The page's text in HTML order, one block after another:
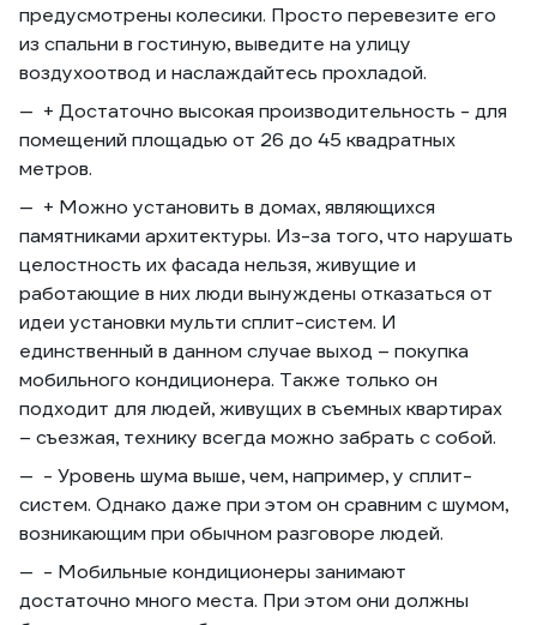
предусмотрены колесики. Просто перевезите его
из спальни в гостиную, выведите на улицу
воздухоотвод и наслаждайтесь прохладой.
+ Достаточно высокая производительность - для
помещений площадью от 26 до 45 квадратных
метров.
+ Можно установить в домах, являющихся
памятниками архитектуры. Из-за того, что нарушать
целостность их фасада нельзя, живущие и
работающие в них люди вынуждены отказаться от
идеи установки мульти сплит-систем. И
единственный в данном случае выход – покупка
мобильного кондиционера. Также только он
подходит для людей, живущих в съемных квартирах
– съезжая, технику всегда можно забрать с собой.
- Уровень шума выше, чем, например, у сплит-
систем. Однако даже при этом он сравним с шумом,
возникающим при обычном разговоре людей.
- Мобильные кондиционеры занимают
достаточно много места. При этом они должны